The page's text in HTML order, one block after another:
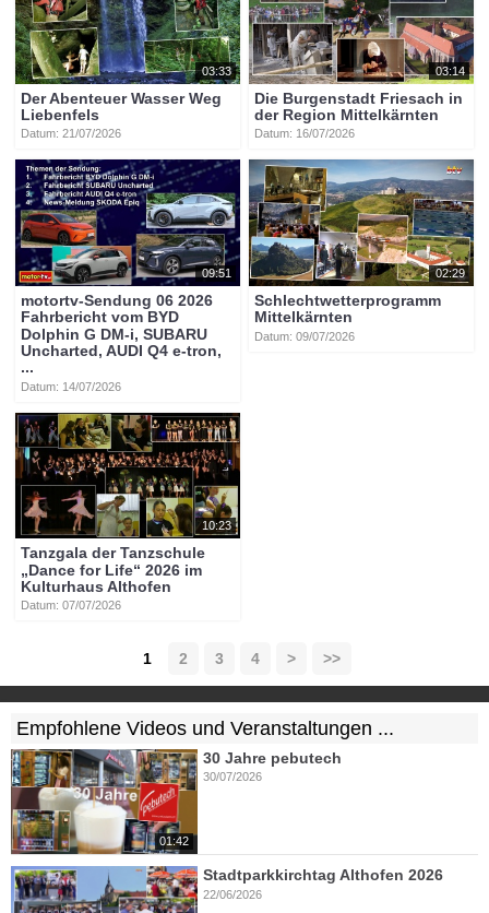
03:33
Der Abenteuer Wasser Weg
Liebenfels
Datum: 21/07/2026
03:14
Die Burgenstadt Friesach in
der Region Mittelkärnten
Datum: 16/07/2026
09:51
motortv-Sendung 06 2026
Fahrbericht vom BYD
Dolphin G DM-i, SUBARU
Uncharted, AUDI Q4 e-tron,
...
Datum: 14/07/2026
02:29
Schlechtwetterprogramm
Mittelkärnten
Datum: 09/07/2026
10:23
Tanzgala der Tanzschule
„Dance for Life“ 2026 im
Kulturhaus Althofen
Datum: 07/07/2026
1 2 3 4 > >>
Empfohlene Videos und Veranstaltungen ...
01:42
30 Jahre pebutech
30/07/2026
Stadtparkkirchtag Althofen 2026
22/06/2026